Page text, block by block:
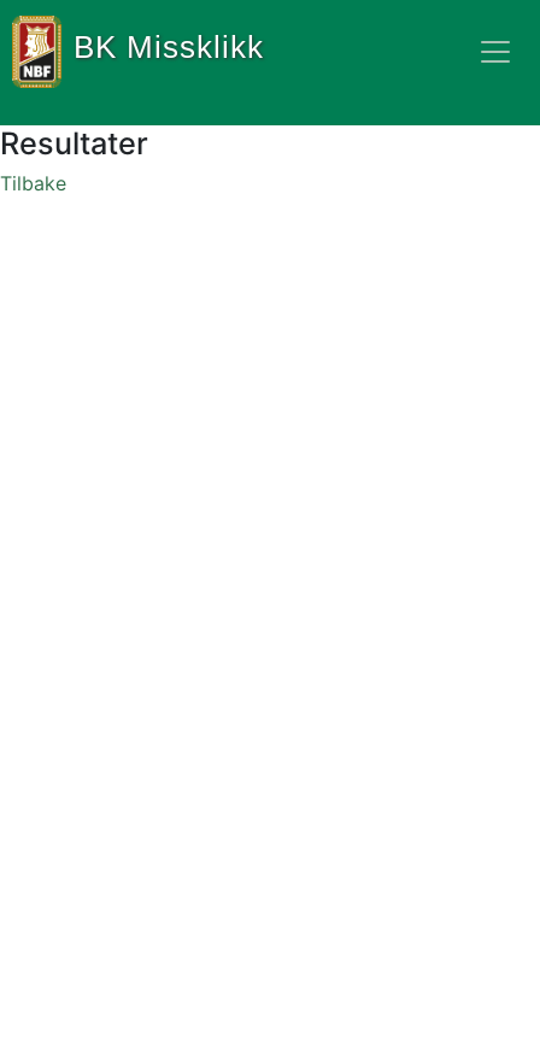
BK Missklikk
Resultater
Tilbake